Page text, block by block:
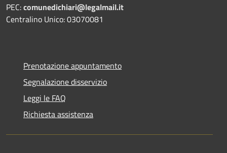
PEC:comunedichiari@legalmail.it
Centralino Unico: 03070081
Prenotazione appuntamento
Segnalazione disservizio
Leggi le FAQ
Richiesta assistenza